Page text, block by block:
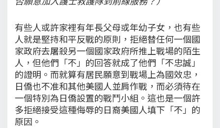
有些人或許家裡有年長父母或年幼子女，也有些
人就是堅持和平反戰的原則，拒絕替任何一個國
家政府去屠殺另一個國家政府所推上戰場的陌生
人，但他們「不」的回答就成了他們「不忠誠」
的證明。而就算有居民願意到戰場上為國效忠，
日僑也不准和其他美國人並肩作戰，而必須待在
一個特別為日僑設置的戰鬥小組。這也是一個許
多拒絕接受這種侮辱的日裔美國人填下「不」的
原因。